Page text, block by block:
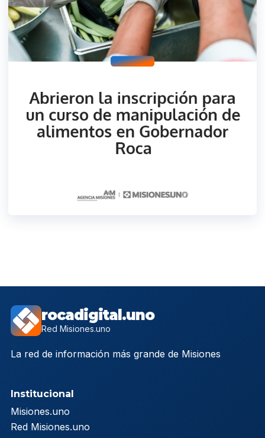
rocadigital.uno
Red Misiones.uno
La red de información más grande de Misiones
Institucional
Misiones.uno
Red Misiones.uno